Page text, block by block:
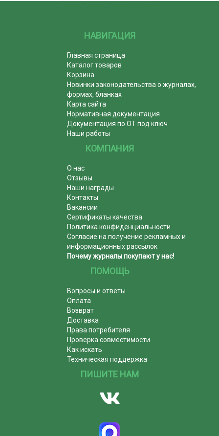
НАВИГАЦИЯ
Главная страница
Каталог товаров
Корзина
Новинки законодательства о журналах,
формах, бланках
Карта сайта
Нормативная документация
Документация по ОТ под ключ
Наши работы
КОМПАНИЯ
О нас
Отзывы
Наши награды
Контакты
Вакансии
Сертификаты качества
Политика конфиденциальности
Согласие на получение рекламных и
информационных рассылок
Почему журналы покупают у нас!
ПОМОЩЬ
Вопросы и ответы
Оплата
Возврат
Доставка
Права потребителя
Проверка совместимости
Как искать
Техническая поддержка
ПИШИТЕ НАМ